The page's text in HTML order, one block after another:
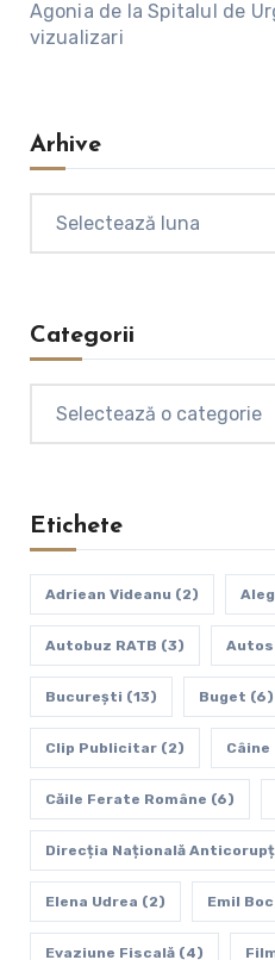
Agonia de la Spitalul de
vizualizari
Arhive
Categorii
Etichete
Adriean Videanu (2)
Autobuz RATB (3)
Bucureşti (13) Buget (6)
Clip Publicitar(2)
Căile Ferate Române (6)
Direcția Națională
Elena Udrea (2) Emil Boc
Evaziune Fiscală(4)